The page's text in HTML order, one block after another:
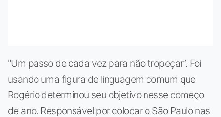
"Um passo de cada vez para não tropeçar”. Foi
usando uma figura de linguagem comum que
Rogério determinou seu objetivo nesse começo
de ano. Responsável por colocar o São Paulo nas